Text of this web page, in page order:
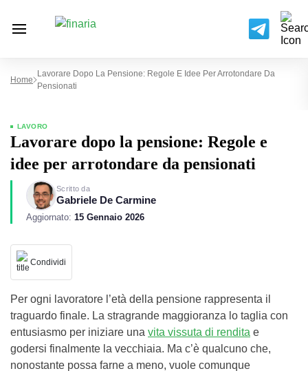
Home
Lavorare Dopo La Pensione: Regole E Idee Per Arrotondare Da
Pensionati
LAVORO
Lavorare dopo la pensione: Regole e
idee per arrotondare da pensionati
Scritto da
Gabriele De Carmine
Aggiornato: 15 Gennaio 2026
Condividi
Per ogni lavoratore l’età della pensione rappresenta il
traguardo finale. La stragrande maggioranza lo taglia con
entusiasmo per iniziare una vita vissuta di rendita e
godersi finalmente la vecchiaia. Ma c’è qualcuno che,
nonostante possa farne a meno, vuole comunque